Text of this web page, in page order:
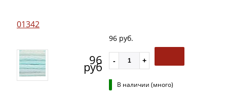
01342
96
руб
96 руб.
В наличии (много)